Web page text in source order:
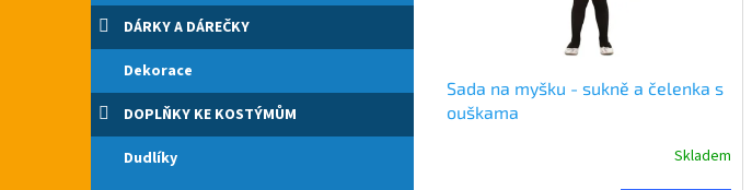
DÁRKY A DÁREČKY
Dekorace
DOPLŇKY KE KOSTÝMŮM
Dudlíky
Sada na myšku - sukně a čelenka s
ouškama
Skladem